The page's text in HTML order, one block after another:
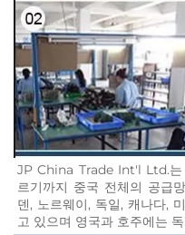
JP China Trade Int'l Ltd.는
르기까지 중국 전체의 공급
덴, 노르웨이, 독일, 캐나다,
고 있으며 영국과 호주에는